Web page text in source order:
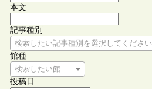
本文
記事種別
検索したい記事種別を選択してください
館種
検索したい館種を選択してください
投稿日